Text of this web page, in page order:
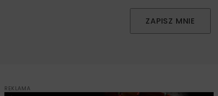
ZAPISZ MNIE
REKLAMA